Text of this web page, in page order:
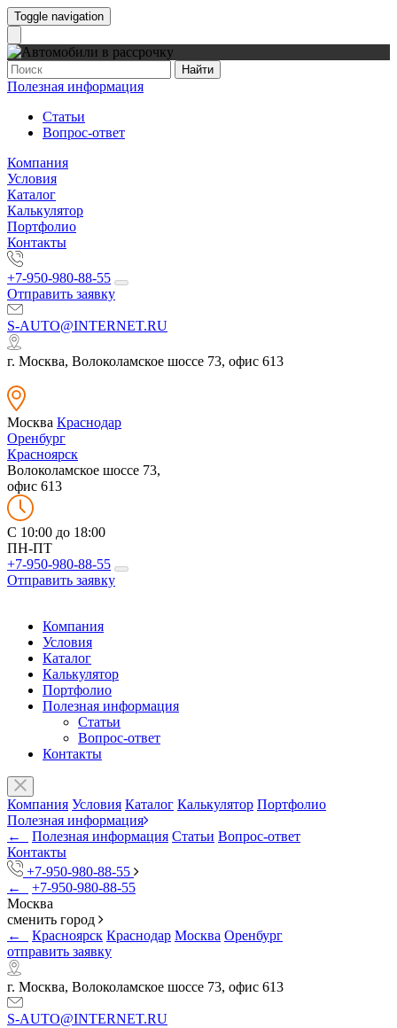
Toggle navigation
Найти
Полезная информация
Статьи
Вопрос-ответ
Компания
Условия
Каталог
Калькулятор
Портфолио
Контакты
+7-950-980-88-55
Отправить заявку
S-AUTO@INTERNET.RU
г. Москва, Волоколамское шоссе 73, офис 613
Москва Краснодар
Оренбург
Красноярск
Волоколамское шоссе 73,
офис 613
C 10:00 до 18:00
ПН-ПТ
+7-950-980-88-55
Отправить заявку
Компания
Условия
Каталог
Калькулятор
Портфолио
Полезная информация
Статьи
Вопрос-ответ
Контакты
Компания Условия Каталог Калькулятор Портфолио
Полезная информация
←
Полезная информация Статьи Вопрос-ответ
Контакты
+7-950-980-88-55
←
+7-950-980-88-55
Москва
сменить город
←
Красноярск Краснодар Москва Оренбург
отправить заявку
г. Москва, Волоколамское шоссе 73, офис 613
S-AUTO@INTERNET.RU